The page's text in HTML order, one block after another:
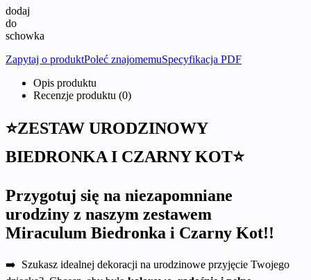
dodaj
do
schowka
Zapytaj o produktPoleć znajomemuSpecyfikacja PDF
Opis produktu
Recenzje produktu (0)
⭐ZESTAW URODZINOWY
BIEDRONKA I CZARNY KOT⭐
Przygotuj się na niezapomniane
urodziny z naszym zestawem
Miraculum Biedronka i Czarny Kot!!
➡️ Szukasz idealnej dekoracji na urodzinowe przyjęcie Twojego